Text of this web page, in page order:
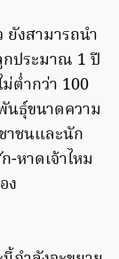
ยังสามารถนำ
กประมาณ 1 ปี
ต่ำกว่า 100
นธุ์ขนาดความ
าชนและนัก
หาดเจ้าไหม
ง